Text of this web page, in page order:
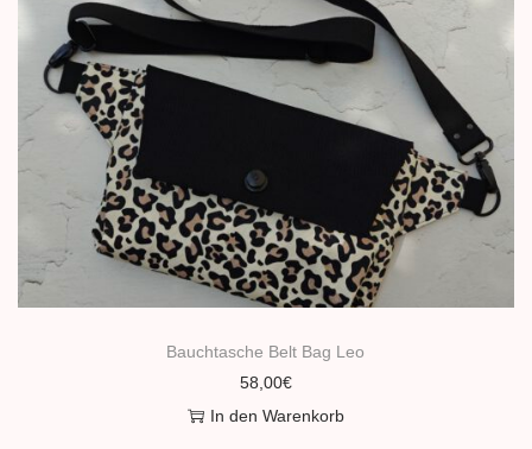
Bauchtasche Belt Bag Leo
58,00€
In den Warenkorb